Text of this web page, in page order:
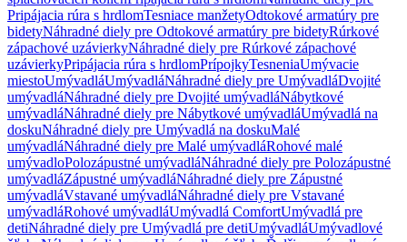
Pripájacia rúra s hrdlomTesniace manžetyOdtokové armatúry pre
bidetyNáhradné diely pre Odtokové armatúry pre bidetyRúrkové
zápachové uzávierkyNáhradné diely pre Rúrkové zápachové
uzávierkyPripájacia rúra s hrdlomPrípojkyTesneniaUmývacie
miestoUmývadláUmývadláNáhradné diely pre UmývadláDvojité
umývadláNáhradné diely pre Dvojité umývadláNábytkové
umývadláNáhradné diely pre Nábytkové umývadláUmývadlá na
doskuNáhradné diely pre Umývadlá na doskuMalé
umývadláNáhradné diely pre Malé umývadláRohové malé
umývadloPolozápustné umývadláNáhradné diely pre Polozápustné
umývadláZápustné umývadláNáhradné diely pre Zápustné
umývadláVstavané umývadláNáhradné diely pre Vstavané
umývadláRohové umývadláUmývadlá ComfortUmývadlá pre
detiNáhradné diely pre Umývadlá pre detiUmývadláUmývadlové